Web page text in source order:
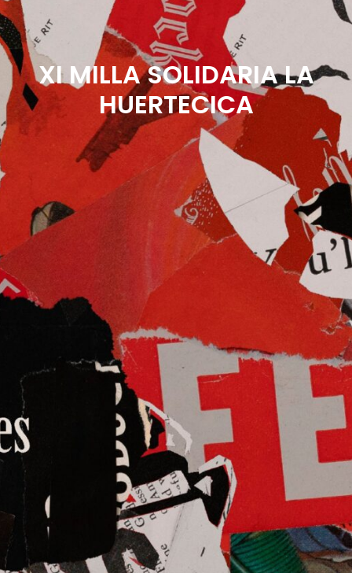
XI MILLA SOLIDARIA LA
HUERTECICA